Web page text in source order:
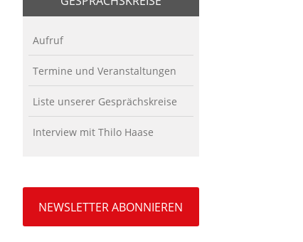
Aufruf
Termine und Veranstaltungen
Liste unserer Gesprächskreise
Interview mit Thilo Haase
NEWSLETTER ABONNIEREN